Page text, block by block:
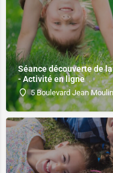
Séance découverte de
- Activité en ligne
5 Boulevard Jean